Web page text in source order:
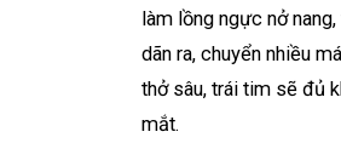
làm lồng ngực nở
dãn ra, chuyển nhiều
thở sâu, trái tim sẽ đủ
mắt.